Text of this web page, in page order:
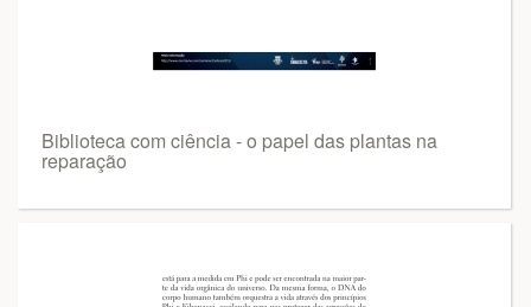
Biblioteca com ciência - o papel das plantas na
reparação